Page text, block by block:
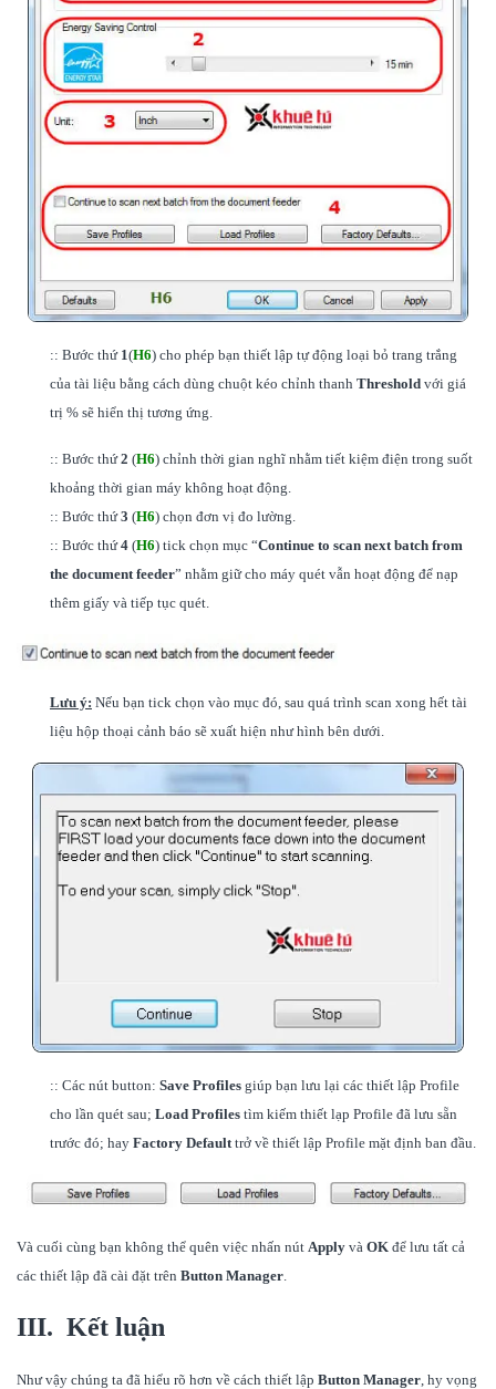
:: Bước thứ 1(H6) cho phép bạn thiết lập tự động loại bỏ trang trắng
của tài liệu bằng cách dùng chuột kéo chỉnh thanh Threshold với giá
trị % sẽ hiển thị tương ứng.
:: Bước thứ2 (H6) chỉnh thời gian nghĩ nhằm tiết kiệm điện trong suốt
khoảng thời gian máy không hoạt động.
:: Bước thứ3 (H6) chọn đơn vị đo lường.
:: Bước thứ4 (H6) tick chọn mục “Continue to scan next batch from
the document feeder” nhằm giữ cho máy quét vẫn hoạt động để nạp
thêm giấy và tiếp tục quét.
Lưu ý: Nếu bạn tick chọn vào mục đó, sau quá trình scan xong hết tài
liệu hộp thoại cảnh báo sẽ xuất hiện như hình bên dưới.
:: Các nút button: Save Profiles giúp bạn lưu lại các thiết lập Profile
cho lần quét sau; Load Profiles tìm kiếm thiết lạp Profile đã lưu sẵn
trước đó; hay Factory Defaulttrở về thiết lập Profile mặt định ban đầu.
Và cuối cùng bạn không thể quên việc nhấn nút Apply và OK để lưu tất cả
các thiết lập đã cài đặt trên Button Manager
III. Kết luận
Như vậy chúng ta đã hiểu rõ hơn về cách thiết lập Button Manager , hy vọng